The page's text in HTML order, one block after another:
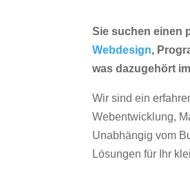
Sie suchen einen
Webdesign,
was dazugehört
Wir sind ein
Webentwicklung,
Unabhängig vom
Lösungen für Ihr